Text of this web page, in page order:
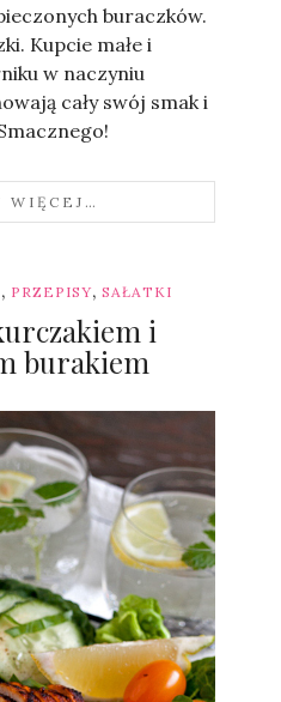
buraczków.
Kupcie małe i
w naczyniu
cały swój smak i
WIĘCEJ…
, PRZEPISY, SAŁATKI
i
burakiem